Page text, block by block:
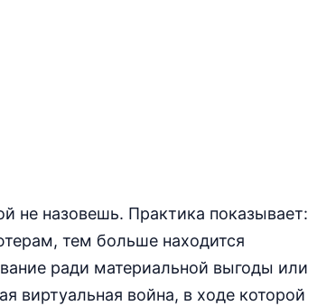
не назовешь. Практика показывает:
тем больше находится
ради материальной выгоды или
виртуальная война, в ходе которой